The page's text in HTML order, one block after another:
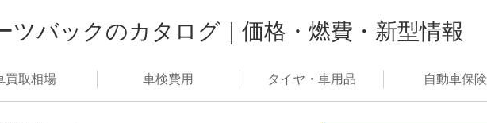
ツバックのカタログ｜価格・燃費・新型情報
買取相場 車検費用 タイヤ・ 車用品 自動車保険